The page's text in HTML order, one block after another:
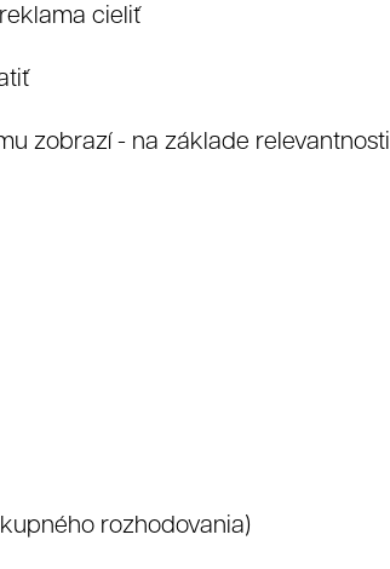
cieliť
zobrazí - na základe relevantnosti
rozhodovania)